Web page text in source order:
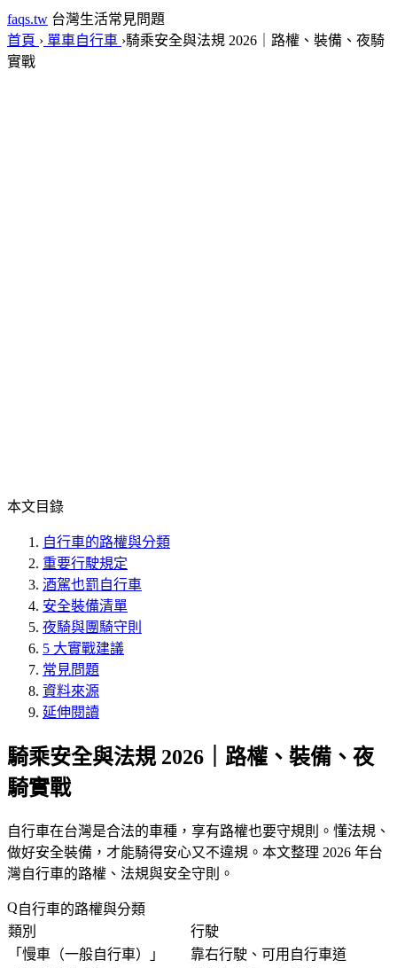
faqs.tw 台灣生活常見問題
首頁 › 單車自行車 ›騎乘安全與法規 2026｜路權、裝備、夜騎
實戰
本文目錄
自行車的路權與分類
重要行駛規定
酒駕也罰自行車
安全裝備清單
夜騎與團騎守則
5 大實戰建議
常見問題
資料來源
延伸閱讀
騎乘安全與法規 2026｜路權、裝備、夜
騎實戰
自行車在台灣是合法的車種，享有路權也要守規則。懂法規、
做好安全裝備，才能騎得安心又不違規。本文整理 2026 年台
灣自行車的路權、法規與安全守則。
自行車的路權與分類
類別
行駛
「 慢車（一般自行車） 」
靠右行駛、可用自行車道